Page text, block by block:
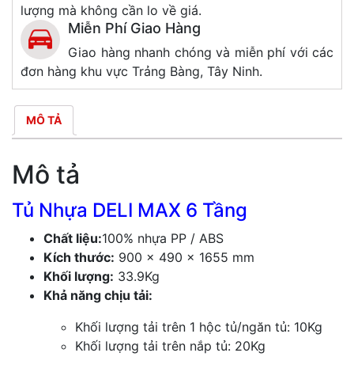
lượng mà không cần lo về giá.
Miễn Phí Giao Hàng
Giao hàng nhanh chóng và miễn phí với các
đơn hàng khu vực Trảng Bàng, Tây Ninh.
MÔ TẢ
Mô tả
Tủ Nhựa DELI MAX 6 Tầng
Chất liệu:100% nhựa PP / ABS
Kích thước: 900 x 490 x 1655 mm
Khối lượng: 33.9Kg
Khả năng chịu tải:
Khối lượng tải trên 1 hộc tủ/ngăn tủ: 10Kg
Khối lượng tải trên nắp tủ: 20Kg